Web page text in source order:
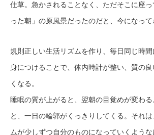
仕草。急かされることなく、ただそこに座
った朝」の原風景だったのだと、今になって
規則正しい生活リズムを作り、毎日同じ時
身につけることで、体内時計が整い、質の
くなる。
睡眠の質が上がると、翌朝の目覚めが変わ
と、一日の輪郭がくっきりしてくる。それ
ムが少しずつ自分のものになっていくような